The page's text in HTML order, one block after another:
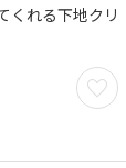
くれる下地クリ
お気